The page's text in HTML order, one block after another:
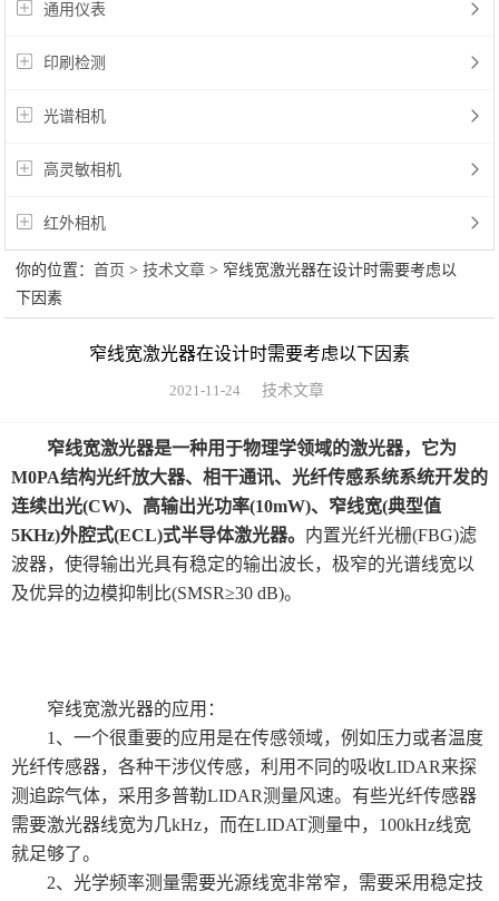
通用仪表
印刷检测
光谱相机
高灵敏相机
红外相机
你的位置：首页 >技术文章 > 窄线宽激光器在设计时需要考虑以
下因素
窄线宽激光器在设计时需要考虑以下因素
2021-11-24 技术文章
窄线宽激光器是一种用于物理学领域的激光器，它为
M0PA结构光纤放大器、相干通讯、光纤传感系统系统开发的
连续出光(CW)、高输出光功率(10mW)、窄线宽(典型值
5KHz)外腔式(ECL)式半导体激光器。 内置光纤光栅(FBG)滤
波器，使得输出光具有稳定的输出波长，极窄的光谱线宽以
及优异的边模抑制比(SMSR≥30 dB)。
窄线宽激光器的应用：
1、一个很重要的应用是在传感领域，例如压力或者温度
光纤传感器，各种干涉仪传感，利用不同的吸收LIDAR来探
测追踪气体，采用多普勒LIDAR测量风速。有些光纤传感器
需要激光器线宽为几kHz，而在LIDAT测量中，100kHz线宽
就足够了。
2、光学频率测量需要光源线宽非常窄，需要采用稳定技